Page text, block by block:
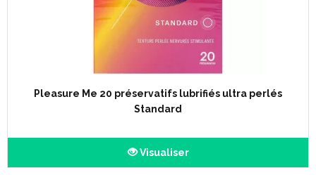
Pleasure Me 20 préservatifs lubrifiés ultra perlés
Standard
Visualiser